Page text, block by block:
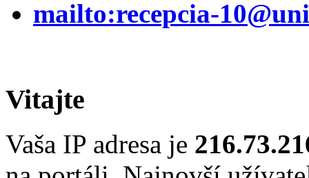
mailto:recepcia-
Vitajte
Vaša IP adresa je